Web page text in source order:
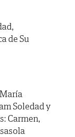
de Su
Soledad y
Carmen,